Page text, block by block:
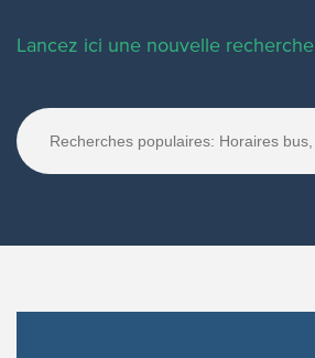
Lancez ici une nouvelle recherche